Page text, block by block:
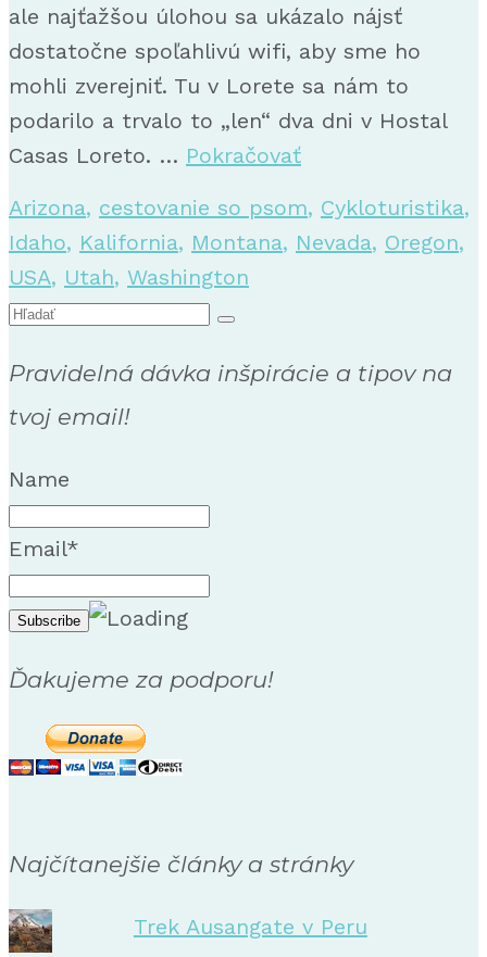
ale najťažšou úlohou sa ukázalo nájsť
dostatočne spoľahlivú wifi, aby sme ho
mohli zverejniť. Tu v Lorete sa nám to
podarilo a trvalo to „len“ dva dni v Hostal
Casas Loreto. … Pokračovať
Arizona, cestovanie so psom, Cykloturistika,
Idaho, Kalifornia, Montana, Nevada, Oregon,
USA, Utah, Washington
Search
Pravidelná dávka inšpirácie a tipov na
tvoj email!
Name
Email*
Ďakujeme za podporu!
Najčítanejšie články a stránky
Trek Ausangate v Peru